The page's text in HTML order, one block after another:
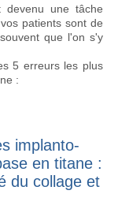
devenu une tâche
patients sont de
que l'on s'y
5 erreurs les plus
:
implanto-
en titane :
du collage et